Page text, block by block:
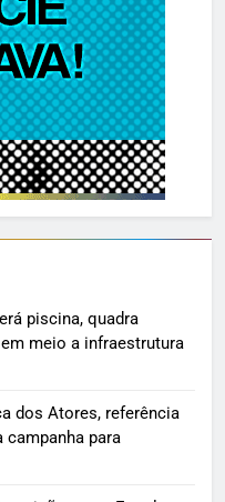
piscina, quadra
meio a infraestrutura
dos Atores, referência
campanha para